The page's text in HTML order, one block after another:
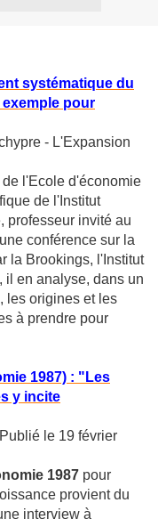
systématique du
pour
- L'Expansion
l'Ecole d'économie
de l'Institut
professeur invité au
conférence sur la
la Brookings, l'Institut
il en analyse, dans un
les origines et les
à prendre pour
1987) : "Les
y incite
le 19 février
1987 pour
provient du
interview à